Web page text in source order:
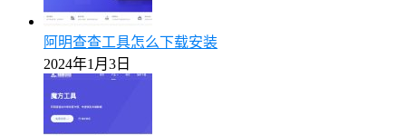
阿明查查工具怎么下载安装
2024年1月3日